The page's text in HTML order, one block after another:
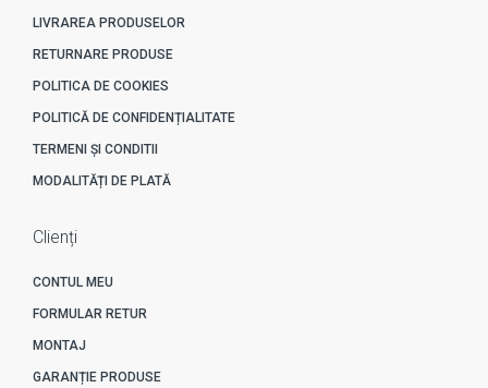
LIVRAREA PRODUSELOR
RETURNARE PRODUSE
POLITICA DE COOKIES
POLITICĂ DE CONFIDENȚIALITATE
TERMENI ȘI CONDITII
MODALITĂȚI DE PLATĂ
Clienți
CONTUL MEU
FORMULAR RETUR
MONTAJ
GARANȚIE PRODUSE